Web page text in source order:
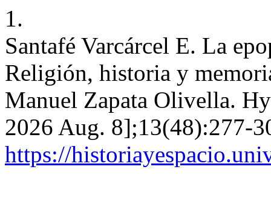
1.
Santafé Varcárcel E. La
Religión, historia y
Manuel Zapata Olivella.
2026 Aug. 8];13(48):277-
https://